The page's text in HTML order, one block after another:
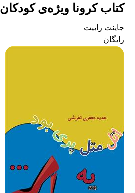
کتاب کرونا ویژه‌ی کودکان
جاینت رابیت
رایگان